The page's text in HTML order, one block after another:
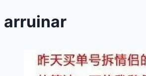
arruinar